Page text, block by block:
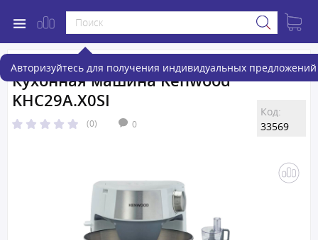
Авторизуйтесь для получения индивидуальных предложений
Кухонная машина Kenwood
KHC29A.X0SI
(0) 0
Код:
33569